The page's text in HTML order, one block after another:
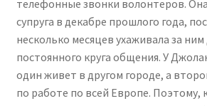
телефонные звонки волонтеров.
супруга в декабре прошлого года,
несколько месяцев ухаживала за
постоянного круга общения. У
один живет в другом городе, а
по работе по всей Европе. Поэтому,